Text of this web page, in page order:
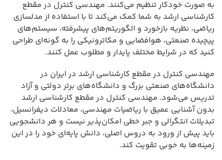
به صورت خودکار تنظیم می‌کنند. مهندسی کنترل در مقطع
کارشناسی ارشد به شما کمک می‌کند تا با استفاده از مدلسازی
ریاضی، نظریه بازخورد و الگوریتم‌های پیشرفته، سیستم‌های
پیچیده صنعتی، هوافضایی و مکاترونیکی را به گونه‌ای طراحی
کنید که در شرایط مختلف پایدار و مطلوب عمل کنند.
مهندسی کنترل در مقطع کارشناسی ارشد در ایران در
دانشگاه‌های صنعتی بزرگ و دانشگاه‌های برتر دولتی و آزاد
تدریس می‌شود. مهندسی کنترل در مقطع کارشناسی ارشد
بدون آشنایی عمیق با ریاضیات مهندسی، معادلات دیفرانسیل،
تبدیلات انتگرالی و جبر خطی امکان‌پذیر نیست و هر دانشجویی
باید پیش از ورود به دروس اصلی، دانش پایه‌ای خود را در این
زمینه‌ها به خوبی تقویت کند.